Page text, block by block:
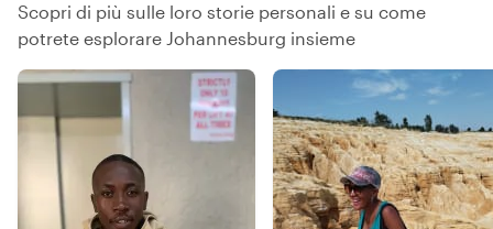
Scopri di più sulle loro storie personali e su come
potrete esplorare Johannesburg insieme